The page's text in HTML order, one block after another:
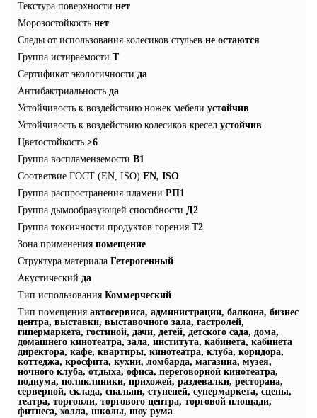
Текстура поверхности нет
Морозостойкость нет
Следы от использования колесиков стульев не остаются
Группа истираемости T
Сертификат экологичности да
Антибактриальность да
Устойчивость к воздействию ножек мебели устойчив
Устойчивость к воздействию колесиков кресел устойчив
Цветостойкость ≥6
Группа воспламеняемости В1
Соответвие ГОСТ (EN, ISO) EN, ISO
Группа распространения пламени РП1
Группа дымообразующей способности Д2
Группа токсичности продуктов горения Т2
Зона применения помещение
Структура материала Гетерогенный
Акустический да
Тип использования Коммерческий
Тип помещения автосервиса, администрации, балкона, бизнес
центра, выставки, выставочного зала, гастролей,
гипермаркета, гостиной, дачи, детей, детского сада, дома,
домашнего кинотеатра, зала, института, кабинета, кабинета
директора, кафе, квартиры, кинотеатра, клуба, коридора,
коттеджа, кросфита, кухни, ломбарда, магазина, музея,
ночного клуба, отдыха, офиса, переговорной кинотеатра,
подиума, поликлиники, прихожей, раздевалки, ресторана,
серверной, склада, спальни, ступеней, супермаркета, сцены,
театра, торговли, торгового центра, торговой площади,
фитнеса, холла, школы, шоу рума